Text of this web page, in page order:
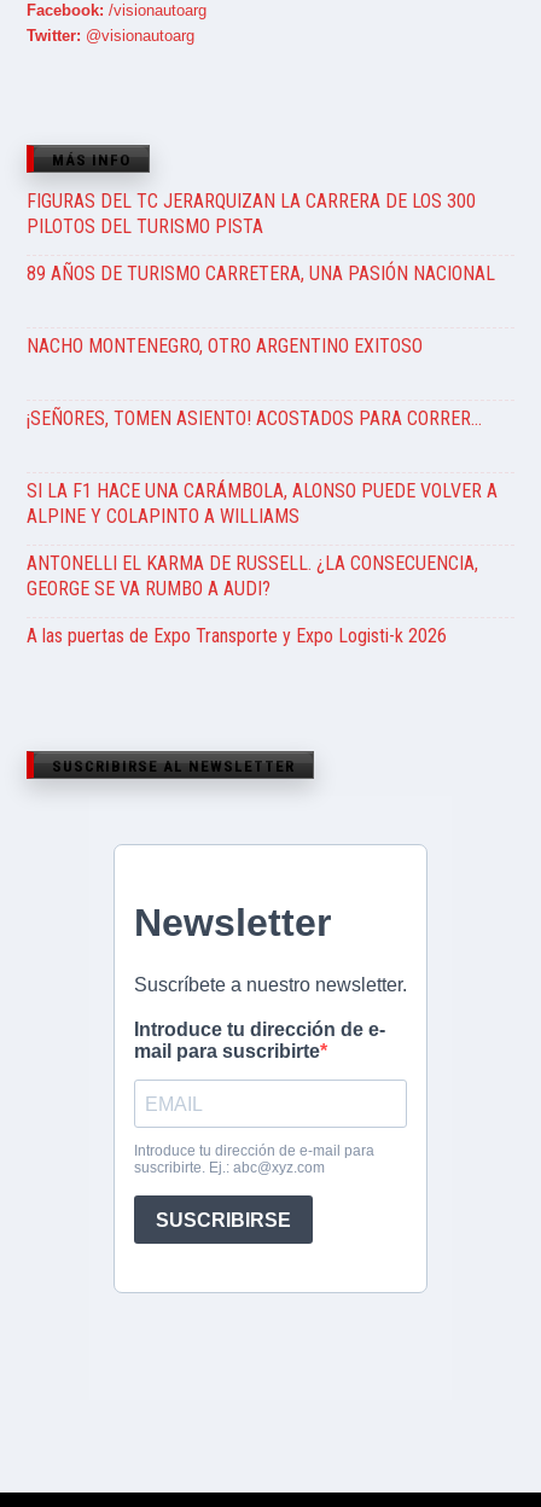
Facebook: /visionautoarg
Twitter: @visionautoarg
MÁS INFO
FIGURAS DEL TC JERARQUIZAN LA CARRERA DE LOS 300
PILOTOS DEL TURISMO PISTA
89 AÑOS DE TURISMO CARRETERA, UNA PASIÓN NACIONAL
NACHO MONTENEGRO, OTRO ARGENTINO EXITOSO
¡SEÑORES, TOMEN ASIENTO! ACOSTADOS PARA CORRER…
SI LA F1 HACE UNA CARÁMBOLA, ALONSO PUEDE VOLVER A
ALPINE Y COLAPINTO A WILLIAMS
ANTONELLI EL KARMA DE RUSSELL. ¿LA CONSECUENCIA,
GEORGE SE VA RUMBO A AUDI?
A las puertas de Expo Transporte y Expo Logisti-k 2026
SUSCRIBIRSE AL NEWSLETTER